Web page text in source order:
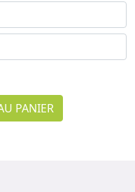
PANIER